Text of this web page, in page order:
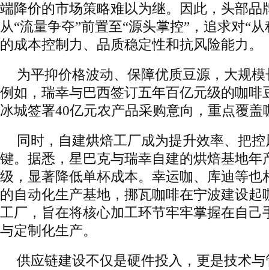
端降价的市场策略难以为继。因此，头部品
从“流量争夺”前置至“源头掌控”，追求对“
的成本控制力、品质稳定性和抗风险能力。
为平抑价格波动、保障优质豆源，大规
例如，瑞幸与巴西签订五年百亿元级的咖啡
冰城签署40亿元农产品采购意向，重点覆盖
同时，自建烘焙工厂成为提升效率、把
键。据悉，星巴克与瑞幸自建的烘焙基地年
级，显著降低单杯成本。幸运咖、库迪等也
的自动化生产基地，挪瓦咖啡在宁波建设起
工厂，旨在将核心加工环节牢牢掌握在自己
与定制化生产。
供应链建设不仅是硬件投入，更是技术